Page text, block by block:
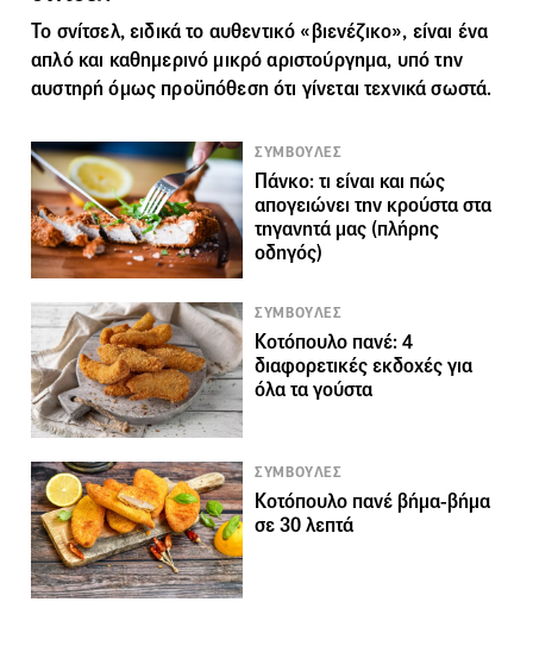
Το σνίτσελ, ειδικά το αυθεντικό «βιενέζικο», είναι ένα
απλό και καθημερινό μικρό αριστούργημα, υπό την
αυστηρή όμως προϋπόθεση ότι γίνεται τεχνικά σωστά.
ΣΥΜΒΟΥΛΕΣ
Πάνκο: τι είναι και πώς
απογειώνει την κρούστα στα
τηγανητά μας (πλήρης
οδηγός)
ΣΥΜΒΟΥΛΕΣ
Κοτόπουλο πανέ: 4
διαφορετικές εκδοχές για
όλα τα γούστα
ΣΥΜΒΟΥΛΕΣ
Κοτόπουλο πανέ βήμα-βήμα
σε 30 λεπτά